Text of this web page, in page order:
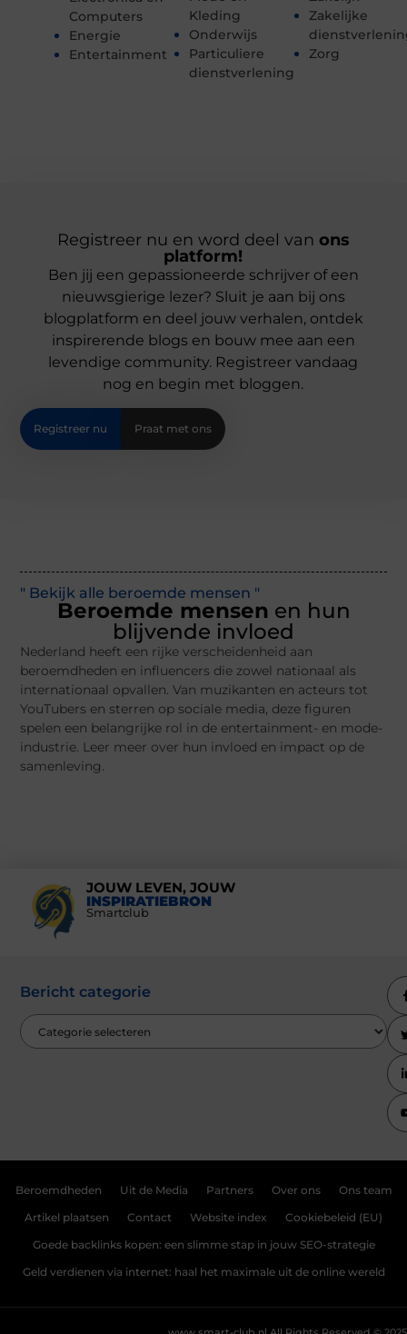
Computers
Energie
Entertainment
Kleding
Onderwijs
Particuliere
dienstverlening
Zakelijke
Zorg
Registreer nu en word deel van ons
platform!
Ben jij een gepassioneerde schrijver of een
nieuwsgierige lezer? Sluit je aan bij ons
blogplatform en deel jouw verhalen, ontdek
inspirerende blogs en bouw mee aan een
levendige community. Registreer vandaag
nog en begin met bloggen.
Registreer nu Praat met ons
" Bekijk alle beroemde mensen "
Beroemde mensen en hun
blijvende invloed
Nederland heeft een rijke verscheidenheid aan
beroemdheden en influencers die zowel nationaal als
internationaal opvallen. Van muzikanten en acteurs tot
YouTubers en sterren op sociale media, deze figuren
spelen een belangrijke rol in de entertainment- en mode-
industrie. Leer meer over hun invloed en impact op de
samenleving.
JOUW LEVEN, JOUW
INSPIRATIEBRON
Smartclub
Bericht categorie
Beroemdheden Uit de Media Partners Over ons Ons team
Artikel plaatsen Contact Website index Cookiebeleid (EU)
Goede backlinks kopen: een slimme stap in jouw SEO-strategie
Geld verdienen via internet: haal het maximale uit de online wereld